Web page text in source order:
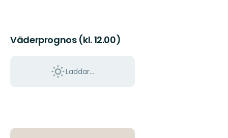
Väderprognos (kl. 12.00)
Laddar...